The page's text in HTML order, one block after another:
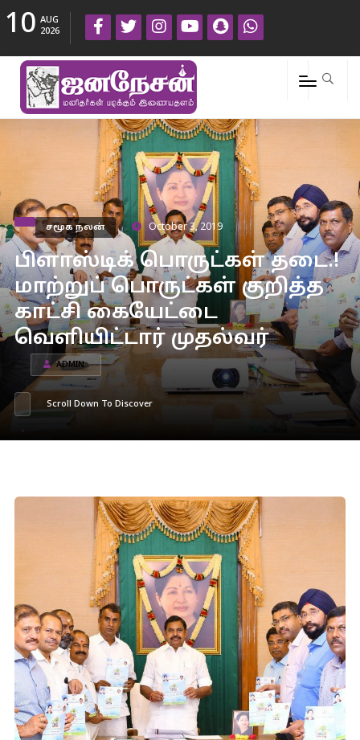
10 AUG
2026
சமூக நலன் October 3, 2019
பிளாஸ்டிக் பொருட்கள் தடை.!
மாற்றுப் பொருட்கள் குறித்த
காட்சி கையேட்டை
வெளியிட்டார் முதல்வர்
ADMIN
Scroll Down To Discover